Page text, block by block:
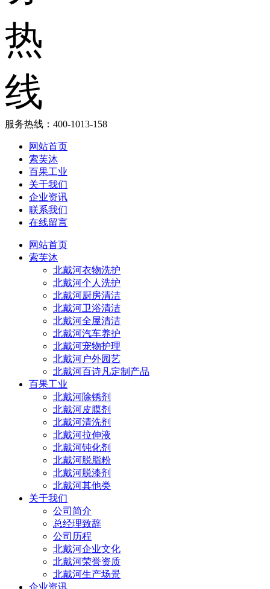
服务热线： 400-1013-158
网站首页
索芙沐
百果工业
关于我们
企业资讯
联系我们
在线留言
网站首页
索芙沐
北戴河衣物洗护
北戴河个人洗护
北戴河厨房清洁
北戴河卫浴清洁
北戴河全屋清洁
北戴河汽车养护
北戴河宠物护理
北戴河户外园艺
北戴河百诗凡定制产品
百果工业
北戴河除锈剂
北戴河皮膜剂
北戴河清洗剂
北戴河拉伸液
北戴河钝化剂
北戴河脱脂粉
北戴河脱漆剂
北戴河其他类
关于我们
公司简介
总经理致辞
公司历程
北戴河企业文化
北戴河荣誉资质
北戴河生产场景
企业资讯